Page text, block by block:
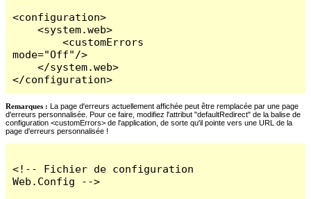
<configuration>
    <system.web>
        <customErrors
mode="Off"/>
    </system.web>
</configuration>
Remarques : La page d'erreurs actuellement affichée peut être remplacée par une page
d'erreurs personnalisée. Pour ce faire, modifiez l'attribut "defaultRedirect" de la balise de
configuration <customErrors> de l'application, de sorte qu'il pointe vers une URL de la
page d'erreurs personnalisée !
<!-- Fichier de configuration
Web.Config -->